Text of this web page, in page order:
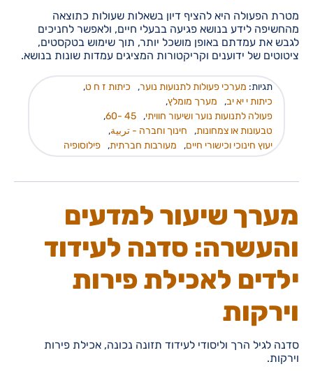
מטרת הפעולה היא להציף דיון בשאלות שעולות כתוצאה
מהחשיפה לידע בנושא פגיעה בבעלי חיים, ולאפשר לחניכים
לגבש את עמדתם באופן מושכל יותר, תוך שימוש בטקסטים,
ציטוטים של ידוענים וקריקטורות המציגים עמדות שונות בנושא.
תגיות: מערכי פעולות לתנועות נוער, כיתות ז ח ט,
כיתות י יא יב, מערך מומלץ,
פעולה לתנועות נוער ושיעור חוויתי,
45 -60
,
טבעונות או צמחונות, חינוך וחברה - تربية,
יעוץ חינוכי וכישורי חיים, מעורבות חברתית, פילוסופיה
מערך שיעור למדעים
והעשרה: סדנה לעידוד
ילדים לאכילת פירות
וירקות
סדנה לגיל הרך וליסודי לעידוד תזונה נכונה, אכילת פירות
וירקות.